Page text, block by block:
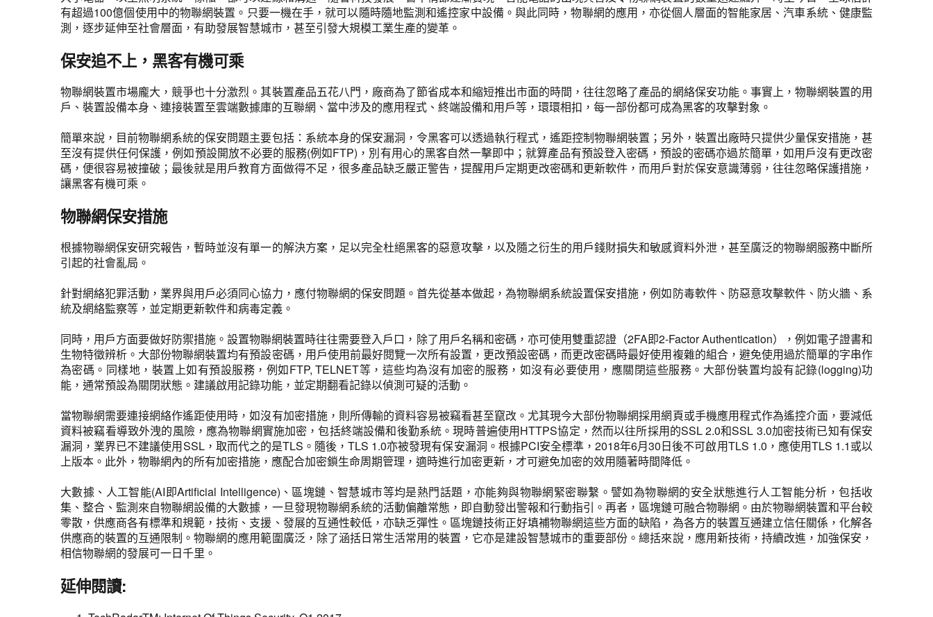
有超過100億個使用中的物聯網裝置。只要一機在手，就可以隨時隨地監測和遙控家中設備。與此同時，物聯網的應用，亦從個人層面的智能家居、汽車系統、健康監
測，逐步延伸至社會層面，有助發展智慧城市，甚至引發大規模工業生產的變革。
保安追不上，黑客有機可乘
物聯網裝置市場龐大，競爭也十分激烈。其裝置產品五花八門，廠商為了節省成本和縮短推出市面的時間，往往忽略了產品的網絡保安功能。事實上，物聯網裝置的用
戶、裝置設備本身、連接裝置至雲端數據庫的互聯網、當中涉及的應用程式、終端設備和用戶等，環環相扣，每一部份都可成為黑客的攻擊對象。
簡單來說，目前物聯網系統的保安問題主要包括：系統本身的保安漏洞，令黑客可以透過執行程式，遙距控制物聯網裝置；另外，裝置出廠時只提供少量保安措施，甚
至沒有提供任何保護，例如預設開放不必要的服務(例如FTP)，別有用心的黑客自然一擊即中；就算產品有預設登入密碼，預設的密碼亦過於簡單，如用戶沒有更改密
碼，便很容易被撞破；最後就是用戶教育方面做得不足，很多產品缺乏嚴正警告，提醒用戶定期更改密碼和更新軟件，而用戶對於保安意識薄弱，往往忽略保護措施，
讓黑客有機可乘。
物聯網保安措施
根據物聯網保安研究報告，暫時並沒有單一的解決方案，足以完全杜絕黑客的惡意攻擊，以及隨之衍生的用戶錢財損失和敏感資料外泄，甚至廣泛的物聯網服務中斷所
引起的社會亂局。
針對網絡犯罪活動，業界與用戶必須同心協力，應付物聯網的保安問題。首先從基本做起，為物聯網系統設置保安措施，例如防毒軟件、防惡意攻擊軟件、防火牆、系
統及網絡監察等，並定期更新軟件和病毒定義。
同時，用戶方面要做好防禦措施。設置物聯網裝置時往往需要登入戶口，除了用戶名稱和密碼，亦可使用雙重認證（2FA即2-Factor Authentication），例如電子證書和
生物特徵辨析。大部份物聯網裝置均有預設密碼，用戶使用前最好閱覽一次所有設置，更改預設密碼，而更改密碼時最好使用複雜的組合，避免使用過於簡單的字串作
為密碼。同樣地，裝置上如有預設服務，例如FTP, TELNET等，這些均為沒有加密的服務，如沒有必要使用，應關閉這些服務。大部份裝置均設有記錄(logging)功
能，通常預設為關閉狀態。建議啟用記錄功能，並定期翻看記錄以偵測可疑的活動。
當物聯網需要連接網絡作遙距使用時，如沒有加密措施，則所傳輸的資料容易被竊看甚至竄改。尤其現今大部份物聯網採用網頁或手機應用程式作為遙控介面，要減低
資料被竊看導致外洩的風險，應為物聯網實施加密，包括終端設備和後勤系統。現時普遍使用HTTPS協定，然而以往所採用的SSL 2.0和SSL 3.0加密技術已知有保安
漏洞，業界已不建議使用SSL，取而代之的是TLS。隨後，TLS 1.0亦被發現有保安漏洞。根據PCI安全標準，2018年6月30日後不可啟用TLS 1.0，應使用TLS 1.1或以
上版本。此外，物聯網內的所有加密措施，應配合加密鎖生命周期管理，適時進行加密更新，才可避免加密的效用隨著時間降低。
大數據、人工智能(AI即Artificial Intelligence)、區塊鏈、智慧城市等均是熱門話題，亦能夠與物聯網緊密聯繫。譬如為物聯網的安全狀態進行人工智能分析，包括收
集、整合、監測來自物聯網設備的大數據，一旦發現物聯網系統的活動偏離常態，即自動發出警報和行動指引。再者，區塊鏈可融合物聯網。由於物聯網裝置和平台較
零散，供應商各有標準和規範，技術、支援、發展的互通性較低，亦缺乏彈性。區塊鏈技術正好填補物聯網這些方面的缺陷，為各方的裝置互通建立信任關係，化解各
供應商的裝置的互通限制。物聯網的應用範圍廣泛，除了涵括日常生活常用的裝置，它亦是建設智慧城市的重要部份。總括來說，應用新技術，持續改進，加強保安，
相信物聯網的發展可一日千里。
延伸閱讀: